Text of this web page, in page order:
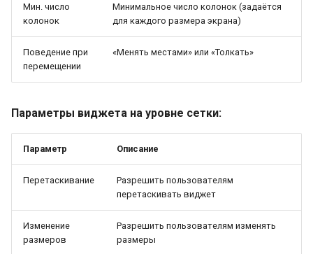
Мин. число
колонок
Минимальное число колонок (задаётся
для каждого размера экрана)
Поведение при
перемещении
«Менять местами» или «Толкать»
Параметры виджета на уровне сетки:
Параметр Описание
Перетаскивание
Разрешить пользователям
перетаскивать виджет
Изменение
размеров
Разрешить пользователям изменять
размеры